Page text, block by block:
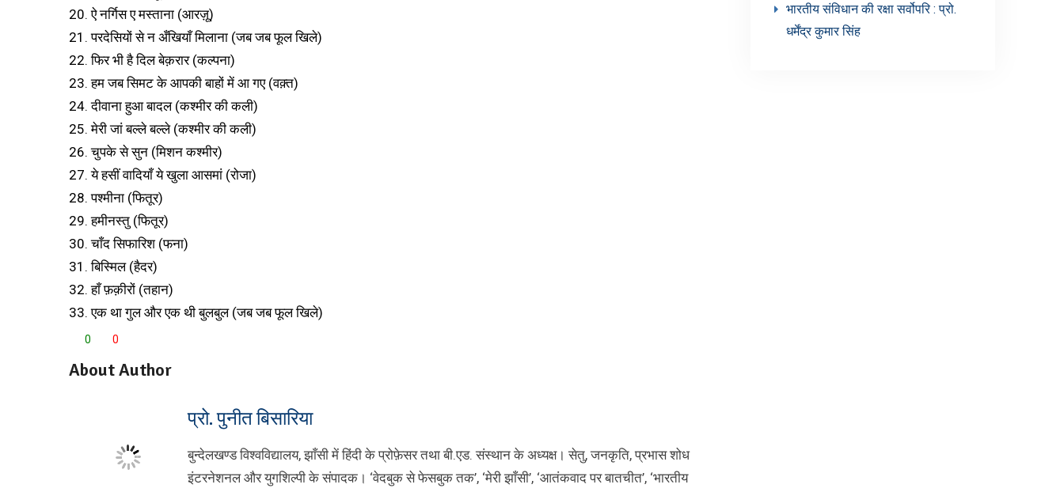
20. ऐ नर्गिस ए मस्ताना (आरज़ू)
21. परदेसियों से न अँखियाँ मिलाना (जब जब फूल खिले)
22. फिर भी है दिल बेक़रार (कल्पना)
23. हम जब सिमट के आपकी बाहों में आ गए (वक़्त)
24. दीवाना हुआ बादल (कश्मीर की कली)
25. मेरी जां बल्ले बल्ले (कश्मीर की कली)
26. चुपके से सुन (मिशन कश्मीर)
27. ये हसीं वादियाँ ये खुला आसमां (रोजा)
28. पश्मीना (फितूर)
29. हमीनस्तु (फितूर)
30. चाँद सिफारिश (फना)
31. बिस्मिल (हैदर)
32. हाँ फ़क़ीरों (तहान)
33. एक था गुल और एक थी बुलबुल (जब जब फूल खिले)
0 0
About Author
प्रो. पुनीत बिसारिया
बुन्देलखण्ड विश्वविद्यालय, झाँसी में हिंदी के प्रोफ़ेसर तथा बी.एड. संस्थान के अध्यक्ष। सेतु, जनकृति, प्रभास शोध
इंटरनेशनल और युगशिल्पी के संपादक। ‘वेदबुक से फेसबुक तक’, ‘मेरी झाँसी’, ‘आतंकवाद पर बातचीत’, ‘भारतीय
भारतीय संविधान की रक्षा सर्वोपरि : प्रो.
धर्मेंद्र कुमार सिंह